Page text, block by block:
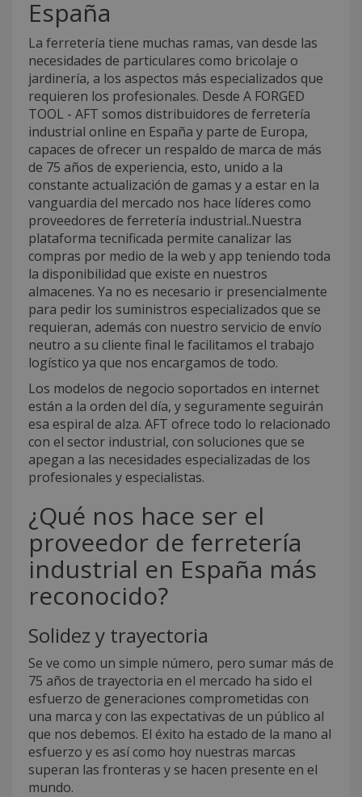
España
La ferretería tiene muchas ramas, van desde las
necesidades de particulares como bricolaje o
jardinería, a los aspectos más especializados que
requieren los profesionales. Desde A FORGED
TOOL - AFT somos distribuidores de ferretería
industrial online en España y parte de Europa,
capaces de ofrecer un respaldo de marca de más
de 75 años de experiencia, esto, unido a la
constante actualización de gamas y a estar en la
vanguardia del mercado nos hace líderes como
proveedores de ferretería industrial..Nuestra
plataforma tecnificada permite canalizar las
compras por medio de la web y app teniendo toda
la disponibilidad que existe en nuestros
almacenes. Ya no es necesario ir presencialmente
para pedir los suministros especializados que se
requieran, además con nuestro servicio de envío
neutro a su cliente final le facilitamos el trabajo
logístico ya que nos encargamos de todo.
Los modelos de negocio soportados en internet
están a la orden del día, y seguramente seguirán
esa espiral de alza. AFT ofrece todo lo relacionado
con el sector industrial, con soluciones que se
apegan a las necesidades especializadas de los
profesionales y especialistas.
¿Qué nos hace ser el
proveedor de ferretería
industrial en España más
reconocido?
Solidez y trayectoria
Se ve como un simple número, pero sumar más de
75 años de trayectoria en el mercado ha sido el
esfuerzo de generaciones comprometidas con
una marca y con las expectativas de un público al
que nos debemos. El éxito ha estado de la mano al
esfuerzo y es así como hoy nuestras marcas
superan las fronteras y se hacen presente en el
mundo.